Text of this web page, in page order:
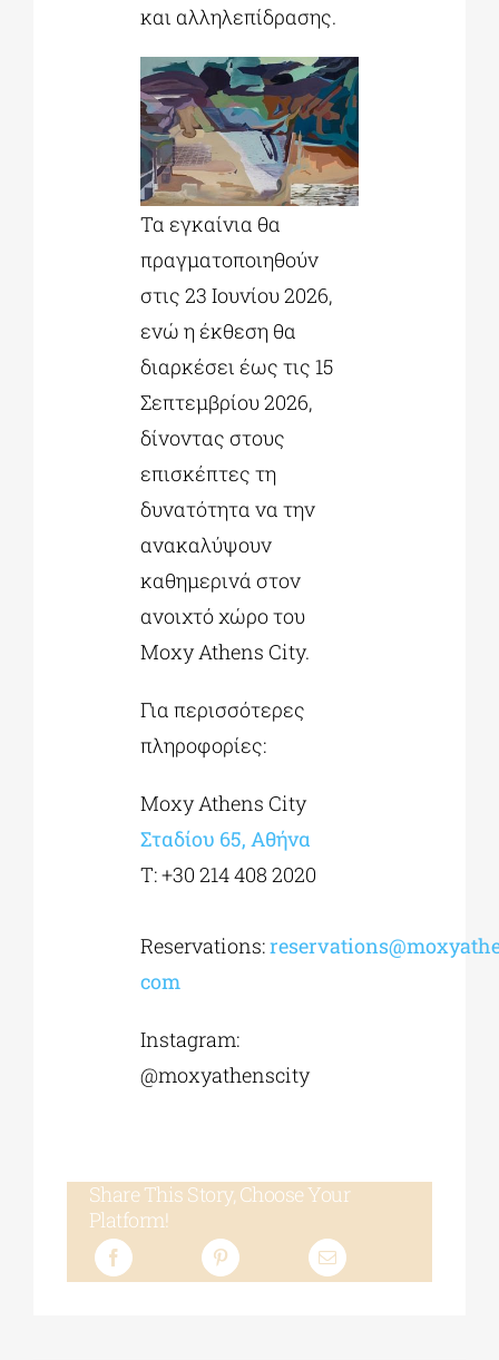
και αλληλεπίδρασης.
Τα εγκαίνια θα
πραγματοποιηθούν
στις 23 Ιουνίου 2026,
ενώ η έκθεση θα
διαρκέσει έως τις 15
Σεπτεμβρίου 2026,
δίνοντας στους
επισκέπτες τη
δυνατότητα να την
ανακαλύψουν
καθημερινά στον
ανοιχτό χώρο του
Moxy Athens City.
Για περισσότερες
πληροφορίες:
Moxy Athens City
Σταδίου 65, Αθήνα
​Τ: +30 214 408 2020
Reservations:
com
Instagram:
@moxyathenscity
Share This Story, Choose Your
Platform!